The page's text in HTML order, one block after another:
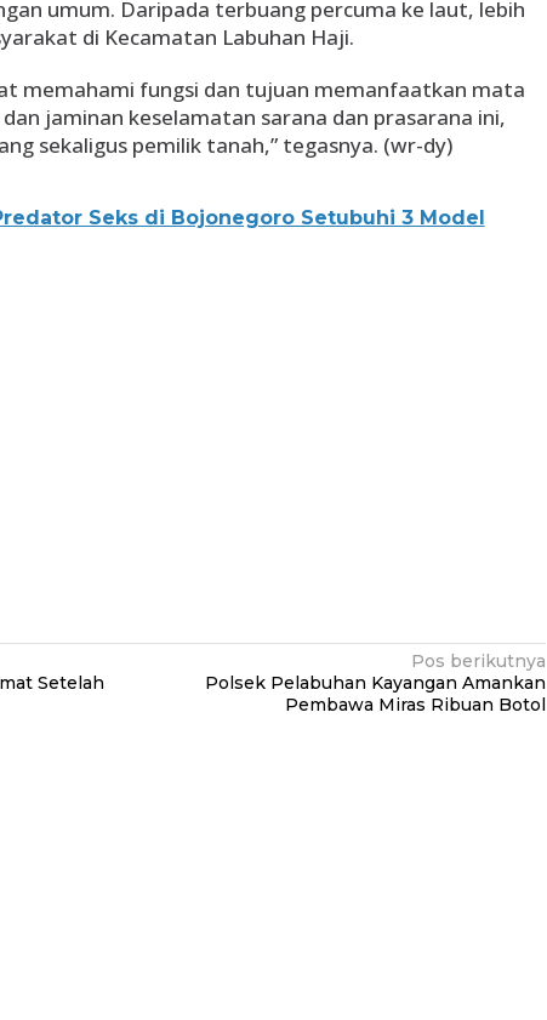
umum. Daripada terbuang percuma ke laut, lebih
di Kecamatan Labuhan Haji.
memahami fungsi dan tujuan memanfaatkan mata
jaminan keselamatan sarana dan prasarana ini,
sekaligus pemilik tanah,” tegasnya. (wr-dy)
Seks di Bojonegoro Setubuhi 3 Model
Setelah
Pos berikutnya
Polsek Pelabuhan Kayangan Amankan
Pembawa Miras Ribuan Botol